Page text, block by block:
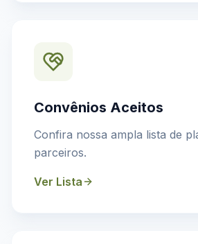
Convênios Aceitos
Confira nossa ampla lista de
parceiros.
Ver Lista